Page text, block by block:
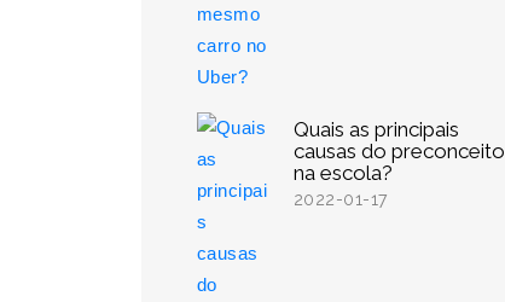
Quais as principais
causas do preconceito
na escola?
2022-01-17